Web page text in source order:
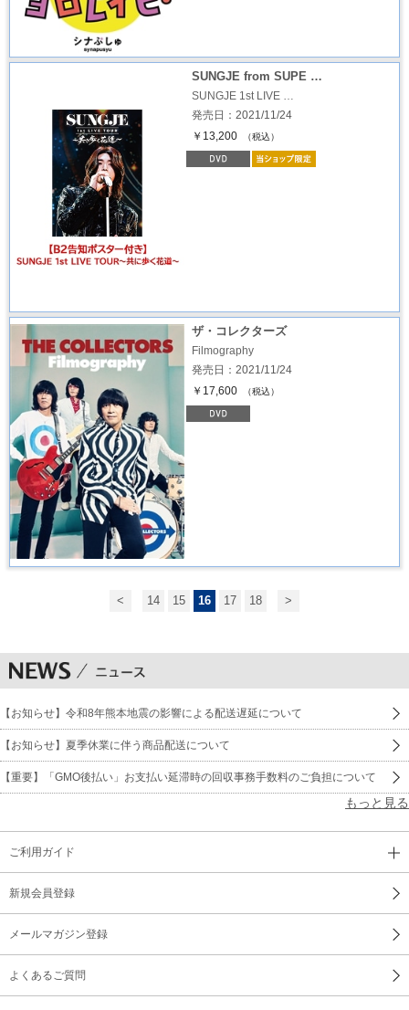
SUNGJE from SUPE …
SUNGJE 1st LIVE …
発売日：2021/11/24
￥13,200
（税込）
ザ・コレクターズ
Filmography
発売日：2021/11/24
￥17,600
（税込）
< 14 15 16 17 18 >
【お知らせ】令和8年熊本地震の影響による配送遅延について
【お知らせ】夏季休業に伴う商品配送について
【重要】「GMO後払い」お支払い延滞時の回収事務手数料のご負担について
もっと見る
ご利用ガイド
新規会員登録
メールマガジン登録
よくあるご質問